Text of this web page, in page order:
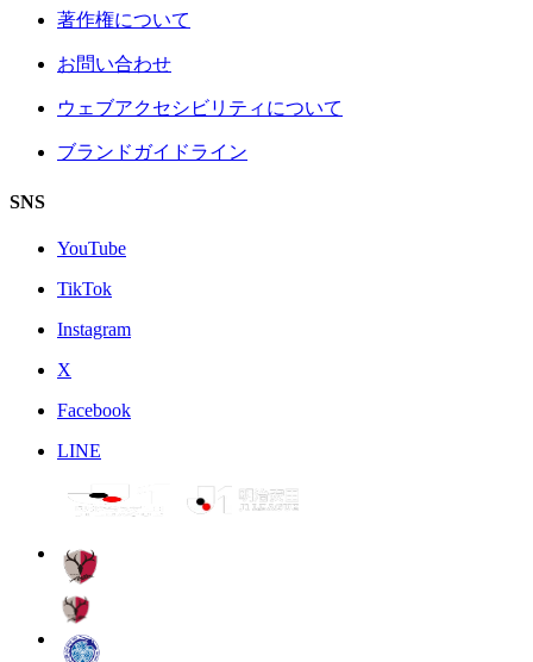
著作権について
お問い合わせ
ウェブアクセシビリティについて
ブランドガイドライン
SNS
YouTube
TikTok
Instagram
X
Facebook
LINE